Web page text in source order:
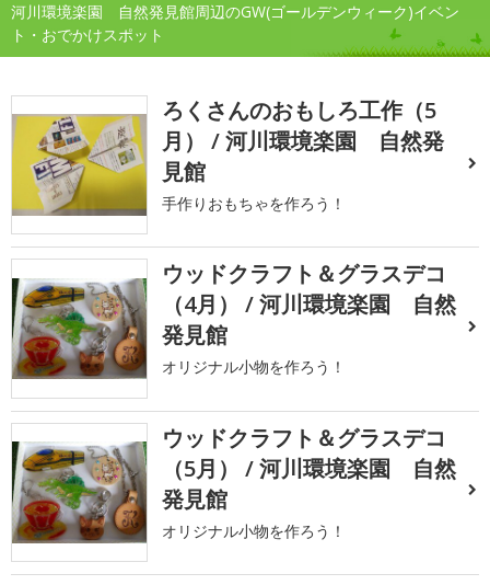
河川環境楽園 自然発見館周辺のGW(ゴールデンウィーク)イベン
ト・おでかけスポット
ろくさんのおもしろ工作（5
月） / 河川環境楽園 自然発
見館
手作りおもちゃを作ろう！
ウッドクラフト＆グラスデコ
（4月） / 河川環境楽園 自然
発見館
オリジナル小物を作ろう！
ウッドクラフト＆グラスデコ
（5月） / 河川環境楽園 自然
発見館
オリジナル小物を作ろう！